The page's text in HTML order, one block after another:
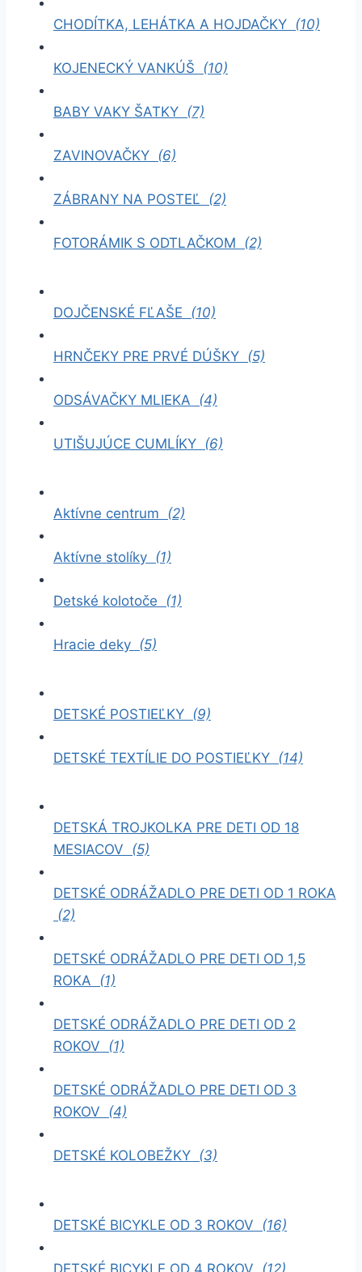
CHODÍTKA, LEHÁTKA A HOJDAČKY (10)
KOJENECKÝ VANKÚŠ (10)
BABY VAKY ŠATKY (7)
ZAVINOVAČKY (6)
ZÁBRANY NA POSTEĽ (2)
FOTORÁMIK S ODTLAČKOM (2)
DOJČENSKÉ FĽAŠE (10)
HRNČEKY PRE PRVÉ DÚŠKY (5)
ODSÁVAČKY MLIEKA (4)
UTIŠUJÚCE CUMLÍKY (6)
Aktívne centrum (2)
Aktívne stolíky (1)
Detské kolotoče (1)
Hracie deky (5)
DETSKÉ POSTIEĽKY (9)
DETSKÉ TEXTÍLIE DO POSTIEĽKY (14)
DETSKÁ TROJKOLKA PRE DETI OD 18
MESIACOV (5)
DETSKÉ ODRÁŽADLO PRE DETI OD 1 ROKA
(2)
DETSKÉ ODRÁŽADLO PRE DETI OD 1,5
ROKA (1)
DETSKÉ ODRÁŽADLO PRE DETI OD 2
ROKOV (1)
DETSKÉ ODRÁŽADLO PRE DETI OD 3
ROKOV (4)
DETSKÉ KOLOBEŽKY (3)
DETSKÉ BICYKLE OD 3 ROKOV (16)
DETSKÉ BICYKLE OD 4 ROKOV (12)